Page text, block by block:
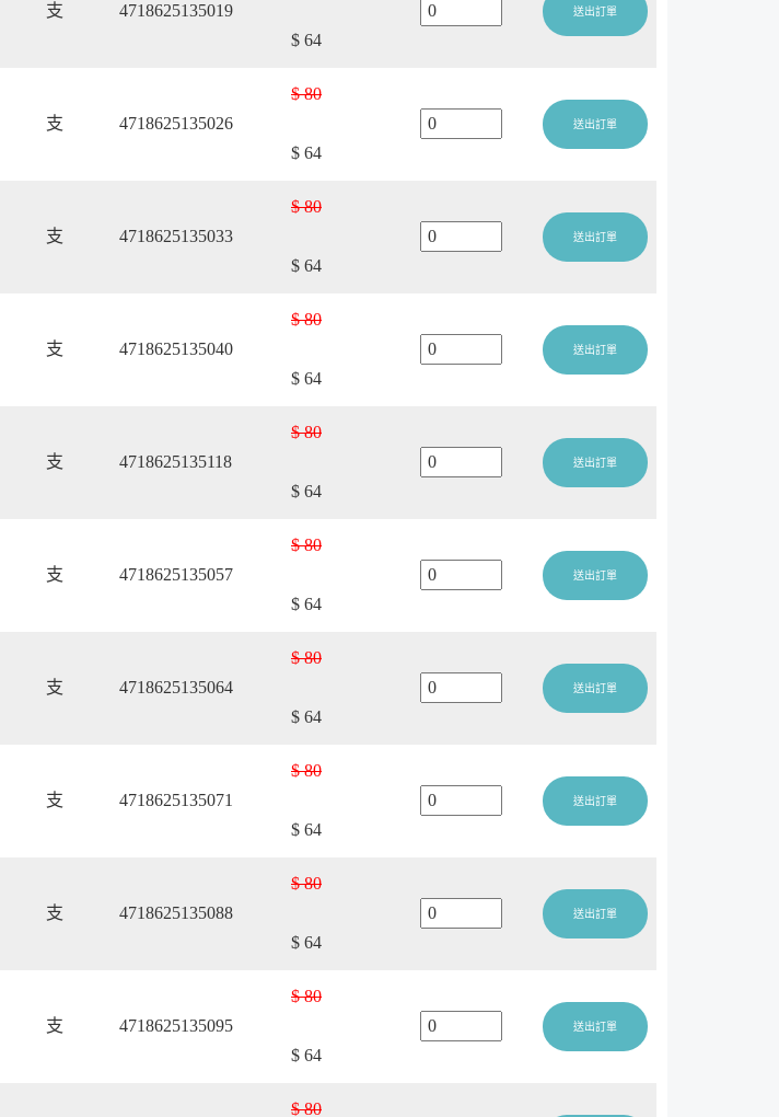
支 4718625135019
$ 64
送出訂單
支 4718625135026
$ 80
$ 64
送出訂單
支 4718625135033
$ 80
$ 64
送出訂單
支 4718625135040
$ 80
$ 64
送出訂單
支 4718625135118
$ 80
$ 64
送出訂單
支 4718625135057
$ 80
$ 64
送出訂單
支 4718625135064
$ 80
$ 64
送出訂單
支 4718625135071
$ 80
$ 64
送出訂單
支 4718625135088
$ 80
$ 64
送出訂單
支 4718625135095
$ 80
$ 64
送出訂單
$ 80